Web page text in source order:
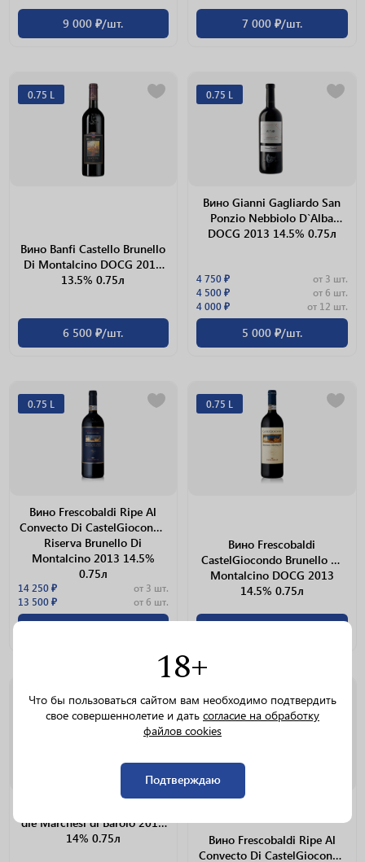
18+
Что бы пользоваться сайтом вам необходимо подтвердить
свое совершеннолетие и дать согласие на обработку
файлов cookies
Подтверждаю
9 000 ₽/шт. 7 000 ₽/шт.
0.75 L
Вино Banfi Castello Brunello
Di Montalcino DOCG 2013
13.5% 0.75л
6 500 ₽/шт.
0.75 L
Вино Gianni Gagliardo San
Ponzio Nebbiolo D`Alba
DOCG 2013 14.5% 0.75л
4 750 ₽
от 3 шт.
4 500 ₽
от 6 шт.
4 000 ₽
от 12 шт.
5 000 ₽/шт.
0.75 L
Вино Frescobaldi Ripe Al
Convecto Di CastelGiocondo
Riserva Brunello Di
Montalcino 2013 14.5%
0.75л
14 250 ₽
от 3 шт.
13 500 ₽
от 6 шт.
0.75 L
Вино Frescobaldi
CastelGiocondo Brunello Di
Montalcino DOCG 2013
14.5% 0.75л
0.75 L
die Marchesi di Barolo 2014
14% 0.75л
0.75 L
Вино Frescobaldi Ripe Al
Convecto Di CastelGiocondo